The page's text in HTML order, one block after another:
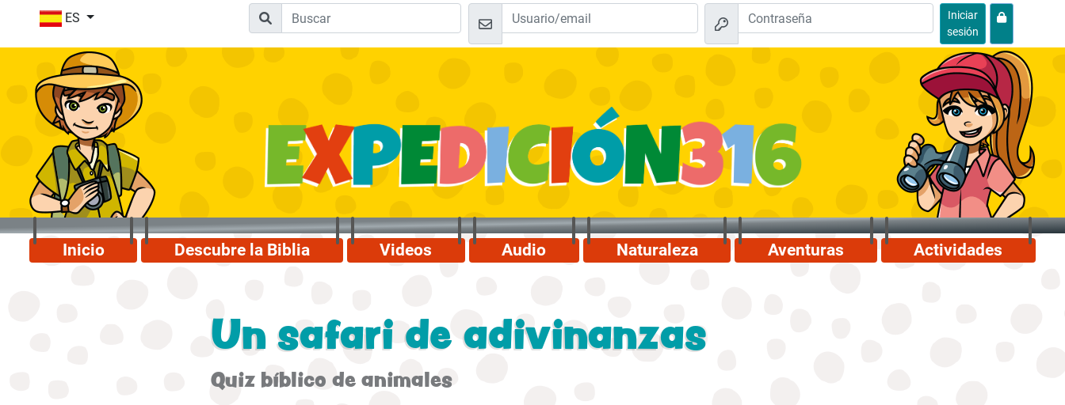
ES
Iniciar
sesión
Inicio Descubre la Biblia Videos Audio Naturaleza Aventuras Actividades
Un safari de adivinanzas
Quiz bíblico de animales